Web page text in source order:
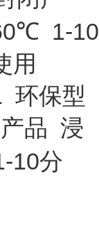
1-10
用
环保型
品 浸
10分